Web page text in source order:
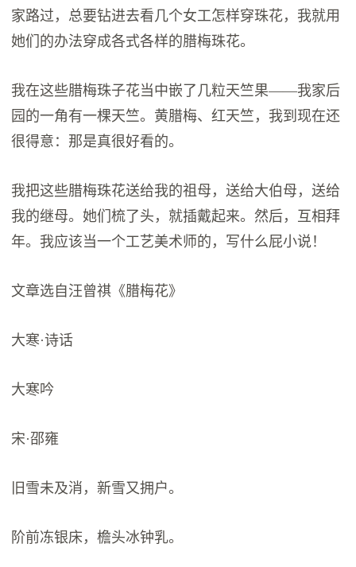
家路过，总要钻进去看几个女工怎样穿珠花，我就用
她们的办法穿成各式各样的腊梅珠花。
我在这些腊梅珠子花当中嵌了几粒天竺果——我家后
园的一角有一棵天竺。黄腊梅、红天竺，我到现在还
很得意：那是真很好看的。
我把这些腊梅珠花送给我的祖母，送给大伯母，送给
我的继母。她们梳了头，就插戴起来。然后，互相拜
年。我应该当一个工艺美术师的，写什么屁小说！
文章选自汪曾祺《腊梅花》
大寒·诗话
大寒吟
宋·邵雍
旧雪未及消，新雪又拥户。
阶前冻银床，檐头冰钟乳。